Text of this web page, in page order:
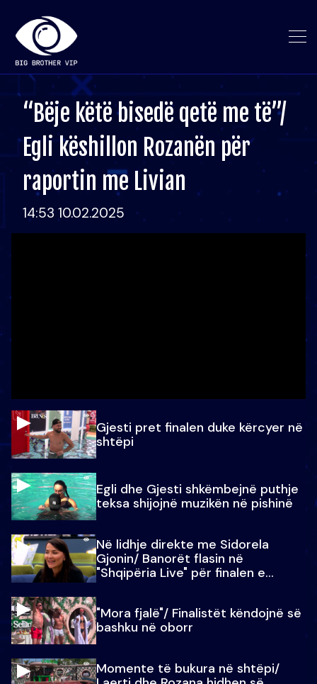
“Bëje këtë bisedë qetë me të”/
Egli këshillon Rozanën për
raportin me Livian
14:53 10.02.2025
Gjesti pret finalen duke kërcyer në
shtëpi
Egli dhe Gjesti shkëmbejnë puthje
teksa shijojnë muzikën në pishinë
Në lidhje direkte me Sidorela
Gjonin/ Banorët flasin në
"Shqipëria Live" për finalen e
"Mora fjalë"/ Finalistët këndojnë së
bashku në oborr
Momente të bukura në shtëpi/